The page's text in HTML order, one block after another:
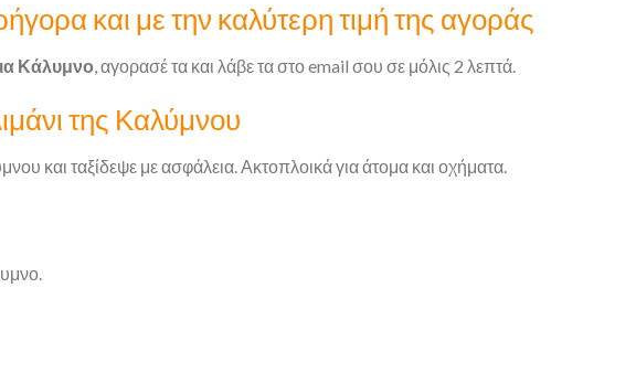
και με την καλύτερη τιμή της αγοράς
Κάλυμνο , αγορασέ τα και λάβε τα στο email σου σε μόλις 2 λεπτά.
της Καλύμνου
και ταξίδεψε με ασφάλεια. Ακτοπλοικά για άτομα και οχήματα.